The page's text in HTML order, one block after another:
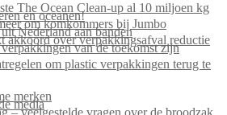
The Ocean Clean-up al 10 miljoen kg
en oceanen!
om komkommers bij Jumbo
Nederland aan banden
akkoord over verpakkingsafval reductie
van de toekomst zijn
om plastic verpakkingen terug te
merken
media